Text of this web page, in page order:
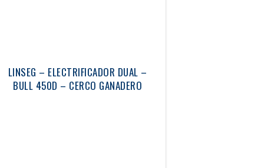
LINSEG – ELECTRIFICADOR DUAL –
BULL 450D – CERCO GANADERO